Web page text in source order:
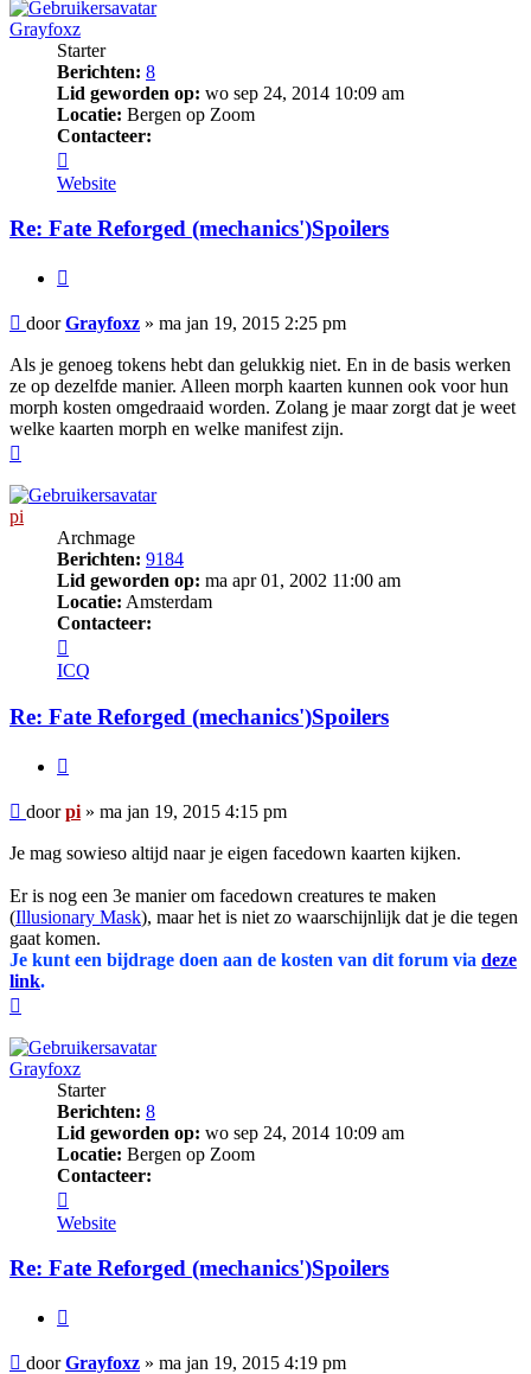
Grayfoxz
Starter
Berichten: 8
Lid geworden op: wo sep 24, 2014 10:09 am
Locatie: Bergen op Zoom
Contacteer:
Grayfoxz
Website
Re: Fate Reforged (mechanics')Spoilers
Bericht
doorGrayfoxz » ma jan 19, 2015 2:25 pm
Als je genoeg tokens hebt dan gelukkig niet. En in de basis werken
ze op dezelfde manier. Alleen morph kaarten kunnen ook voor hun
morph kosten omgedraaid worden. Zolang je maar zorgt dat je weet
welke kaarten morph en welke manifest zijn.
pi
Archmage
Berichten: 9184
Lid geworden op: ma apr 01, 2002 11:00 am
Locatie: Amsterdam
Contacteer:
pi
ICQ
Re: Fate Reforged (mechanics')Spoilers
Bericht
doorpi » ma jan 19, 2015 4:15 pm
Je mag sowieso altijd naar je eigen facedown kaarten kijken.
Er is nog een 3e manier om facedown creatures te maken
(Illusionary Mask), maar het is niet zo waarschijnlijk dat je die tegen
gaat komen.
Je kunt een bijdrage doen aan de kosten van dit forum via deze
link.
Grayfoxz
Starter
Berichten: 8
Lid geworden op: wo sep 24, 2014 10:09 am
Locatie: Bergen op Zoom
Contacteer:
Grayfoxz
Website
Re: Fate Reforged (mechanics')Spoilers
Bericht
doorGrayfoxz » ma jan 19, 2015 4:19 pm